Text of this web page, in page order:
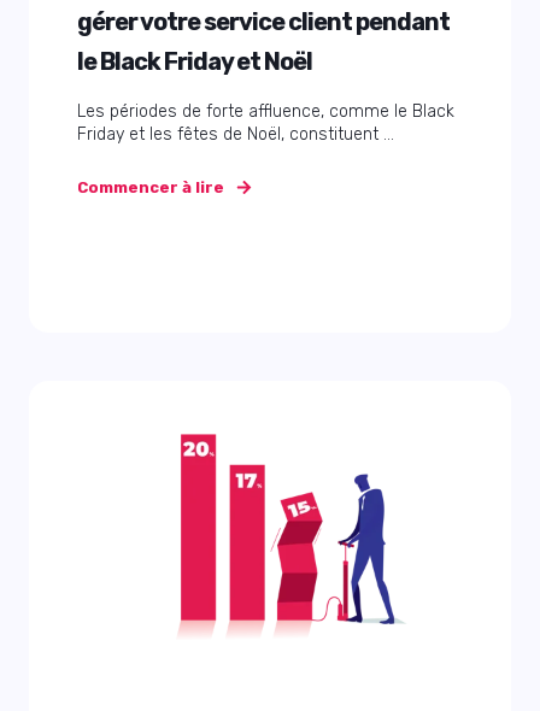
gérer votre service client pendant
le Black Friday et Noël
Les périodes de forte affluence, comme le Black
Friday et les fêtes de Noël, constituent ...
Commencer à lire